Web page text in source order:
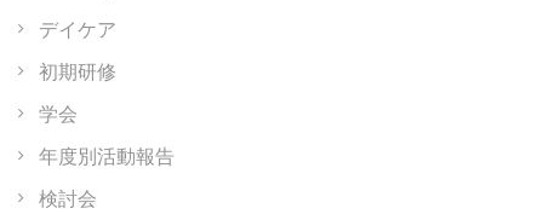
デイケア
初期研修
学会
年度別活動報告
検討会